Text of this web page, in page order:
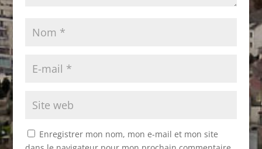
Enregistrer mon nom, mon e-mail et mon site